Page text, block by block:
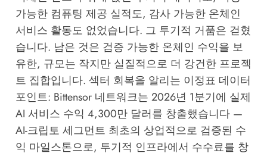
가능한 컴퓨팅 제공 실적도, 감사 가능한 온체인
서비스 활동도 없었습니다. 그 투기적 거품은 걷혔
습니다. 남은 것은 검증 가능한 온체인 수익을 보
유한, 규모는 작지만 실질적으로 더 강건한 프로젝
트 집합입니다. 섹터 회복을 알리는 이정표 데이터
포인트: Bittensor 네트워크는 2026년 1분기에 실제
AI 서비스 수익 4,300만 달러를 창출했습니다 —
AI-크립토 세그먼트 최초의 상업적으로 검증된 수
익 마일스톤으로, 투기적 인프라에서 수수료를 창